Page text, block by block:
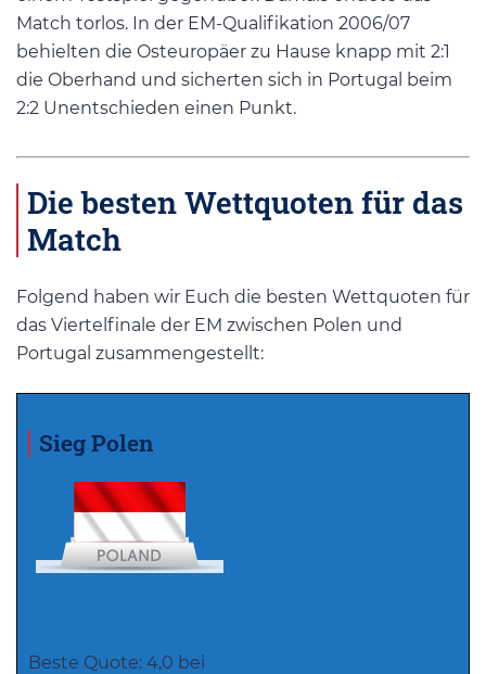
Match torlos. In der EM-Qualifikation 2006/07
behielten die Osteuropäer zu Hause knapp mit 2:1
die Oberhand und sicherten sich in Portugal beim
2:2 Unentschieden einen Punkt.
Die besten Wettquoten für das
Match
Folgend haben wir Euch die besten Wettquoten für
das Viertelfinale der EM zwischen Polen und
Portugal zusammengestellt:
Sieg Polen
Beste Quote: 4,0 bei